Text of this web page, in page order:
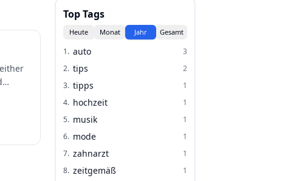
Top Tags
Heute Monat Jahr Gesamt
1. auto
3
2. tips
2
3. tipps
1
4. hochzeit
1
5. musik
1
6. mode
1
7. zahnarzt
1
8. zeitgemäß
1